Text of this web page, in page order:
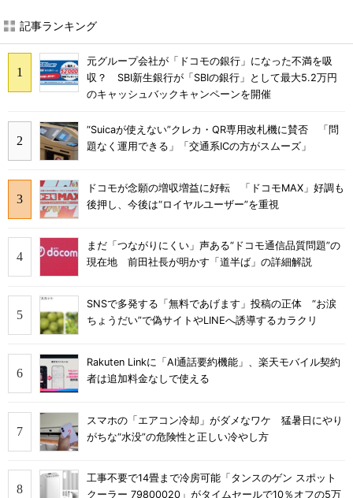
記事ランキング
元グループ会社が「ドコモの銀行」になった不満を吸
収？ SBI新生銀行が「SBIの銀行」として最大5.2万円
のキャッシュバックキャンペーンを開催
“Suicaが使えない”クレカ・QR専用改札機に賛否 「問
題なく運用できる」「交通系ICの方がスムーズ」
ドコモが念願の増収増益に好転 「ドコモMAX」好調も
後押し、今後は“ロイヤルユーザー”を重視
まだ「つながりにくい」声ある“ドコモ通信品質問題”の
現在地 前田社長が明かす「道半ば」の詳細解説
SNSで多発する「無料であげます」投稿の正体 “お涙
ちょうだい”で偽サイトやLINEへ誘導するカラクリ
Rakuten Linkに「AI通話要約機能」、楽天モバイル契約
者は追加料金なしで使える
スマホの「エアコン冷却」がダメなワケ 猛暑日にやり
がちな“水没”の危険性と正しい冷やし方
工事不要で14畳まで冷房可能「タンスのゲン スポット
クーラー 79800020」がタイムセールで10％オフの5万